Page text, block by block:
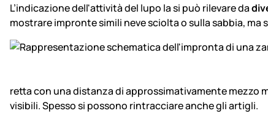
L’indicazione dell'attività del lupo la si può rilevare da
mostrare impronte simili neve sciolta o sulla sabbia,
retta con una distanza di approssimativamente mezzo
visibili. Spesso si possono rintracciare anche gli artigli.